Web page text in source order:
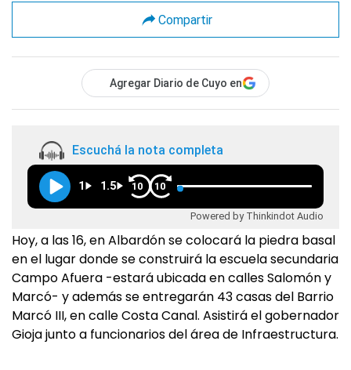
Compartir
Agregar Diario de Cuyo en
Escuchá la nota completa
1 1.5 10 10
Powered by Thinkindot Audio
Hoy, a las 16, en Albardón se colocará la piedra basal
en el lugar donde se construirá la escuela secundaria
Campo Afuera -estará ubicada en calles Salomón y
Marcó- y además se entregarán 43 casas del Barrio
Marcó III, en calle Costa Canal. Asistirá el gobernador
Gioja junto a funcionarios del área de Infraestructura.